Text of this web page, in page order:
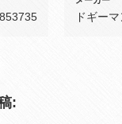
ドギー
: